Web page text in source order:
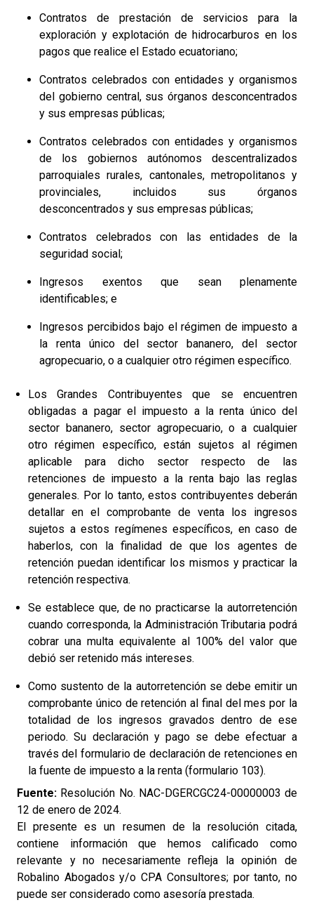
Contratos de prestación de servicios para la
exploración y explotación de hidrocarburos en los
pagos que realice el Estado ecuatoriano;
Contratos celebrados con entidades y organismos
del gobierno central, sus órganos desconcentrados
y sus empresas públicas;
Contratos celebrados con entidades y organismos
de los gobiernos autónomos descentralizados
parroquiales rurales, cantonales, metropolitanos y
provinciales, incluidos sus órganos
desconcentrados y sus empresas públicas;
Contratos celebrados con las entidades de la
seguridad social;
Ingresos exentos que sean plenamente
identificables; e
Ingresos percibidos bajo el régimen de impuesto a
la renta único del sector bananero, del sector
agropecuario, o a cualquier otro régimen específico.
Los Grandes Contribuyentes que se encuentren
obligadas a pagar el impuesto a la renta único del
sector bananero, sector agropecuario, o a cualquier
otro régimen específico, están sujetos al régimen
aplicable para dicho sector respecto de las
retenciones de impuesto a la renta bajo las reglas
generales. Por lo tanto, estos contribuyentes deberán
detallar en el comprobante de venta los ingresos
sujetos a estos regímenes específicos, en caso de
haberlos, con la finalidad de que los agentes de
retención puedan identificar los mismos y practicar la
retención respectiva.
Se establece que, de no practicarse la autorretención
cuando corresponda, la Administración Tributaria podrá
cobrar una multa equivalente al 100% del valor que
debió ser retenido más intereses.
Como sustento de la autorretención se debe emitir un
comprobante único de retención al final del mes por la
totalidad de los ingresos gravados dentro de ese
periodo. Su declaración y pago se debe efectuar a
través del formulario de declaración de retenciones en
la fuente de impuesto a la renta (formulario 103).
Fuente: Resolución No. NAC-DGERCGC24-00000003 de
12 de enero de 2024.
El presente es un resumen de la resolución citada,
contiene información que hemos calificado como
relevante y no necesariamente refleja la opinión de
Robalino Abogados y/o CPA Consultores; por tanto, no
puede ser considerado como asesoría prestada.